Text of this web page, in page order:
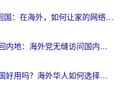
Openwrt 回国：在海外，如何让家的网络触手可及
香港翻墙回内地：海外党无缝访问国内资源的加速器选择全攻略
迅游和回国好用吗？海外华人如何选择靠谱的回国加速器